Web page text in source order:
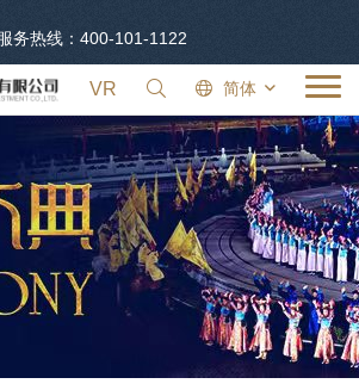
务热线：400-101-1122
VR 简体